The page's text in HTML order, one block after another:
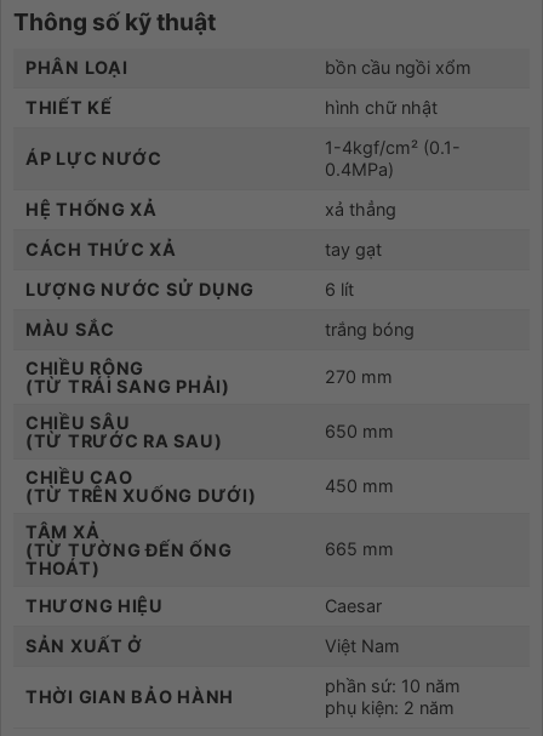
Thông số kỹ thuật
PHÂN LOẠI
bồn cầu ngồi xổm
THIẾT KẾ
hình chữ nhật
ÁP LỰC NƯỚC
1-4kgf/cm² (0.1-
0.4MPa)
HỆ THỐNG XẢ
xả thẳng
CÁCH THỨC XẢ
tay gạt
LƯỢNG NƯỚC SỬ DỤNG
6 lít
MÀU SẮC
trắng bóng
CHIỀU RỘNG
(TỪ TRÁI SANG PHẢI)
270 mm
CHIỀU SÂU
(TỪ TRƯỚC RA SAU)
650 mm
CHIỀU CAO
(TỪ TRÊN XUỐNG DƯỚI)
450 mm
TÂM XẢ
(TỪ TƯỜNG ĐẾN ỐNG
THOÁT)
665 mm
THƯƠNG HIỆU
Caesar
SẢN XUẤT Ở
Việt Nam
THỜI GIAN BẢO HÀNH
phần sứ: 10 năm
phụ kiện: 2 năm